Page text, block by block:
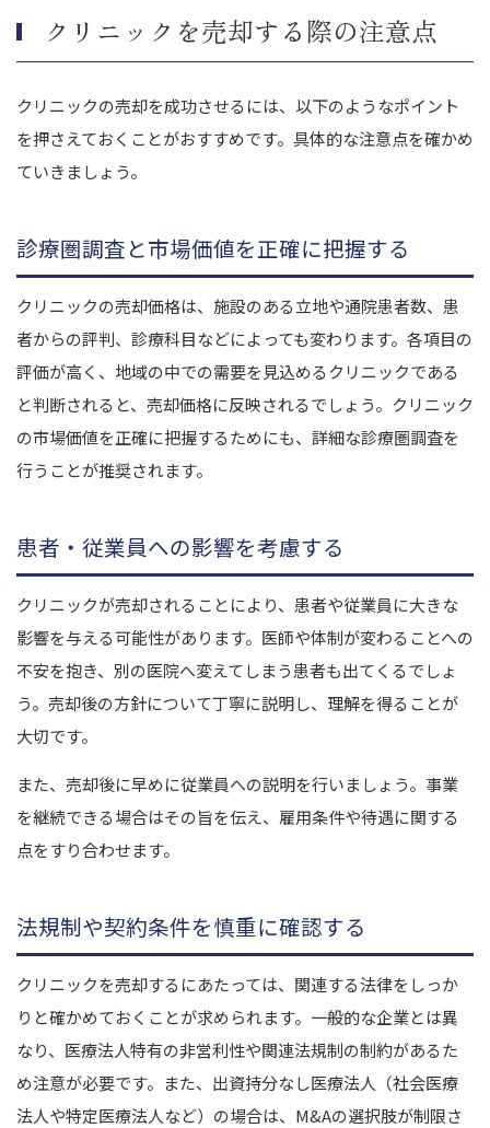
クリニックを売却する際の注意点
クリニックの売却を成功させるには、以下のようなポイント
を押さえておくことがおすすめです。具体的な注意点を確かめ
ていきましょう。
診療圏調査と市場価値を正確に把握する
クリニックの売却価格は、施設のある立地や通院患者数、患
者からの評判、診療科目などによっても変わります。各項目の
評価が高く、地域の中での需要を見込めるクリニックである
と判断されると、売却価格に反映されるでしょう。クリニック
の市場価値を正確に把握するためにも、詳細な診療圏調査を
行うことが推奨されます。
患者・従業員への影響を考慮する
クリニックが売却されることにより、患者や従業員に大きな
影響を与える可能性があります。医師や体制が変わることへの
不安を抱き、別の医院へ変えてしまう患者も出てくるでしょ
う。売却後の方針について丁寧に説明し、理解を得ることが
大切です。
また、売却後に早めに従業員への説明を行いましょう。事業
を継続できる場合はその旨を伝え、雇用条件や待遇に関する
点をすり合わせます。
法規制や契約条件を慎重に確認する
クリニックを売却するにあたっては、関連する法律をしっか
りと確かめておくことが求められます。一般的な企業とは異
なり、医療法人特有の非営利性や関連法規制の制約があるた
め注意が必要です。また、出資持分なし医療法人（社会医療
法人や特定医療法人など）の場合は、M&Aの選択肢が制限さ